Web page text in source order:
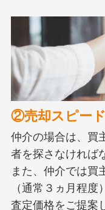
②売却スピー
仲介の場合は、買
者を探さなければ
また、仲介では買
（通常３ヵ月程
査定価格をご提案